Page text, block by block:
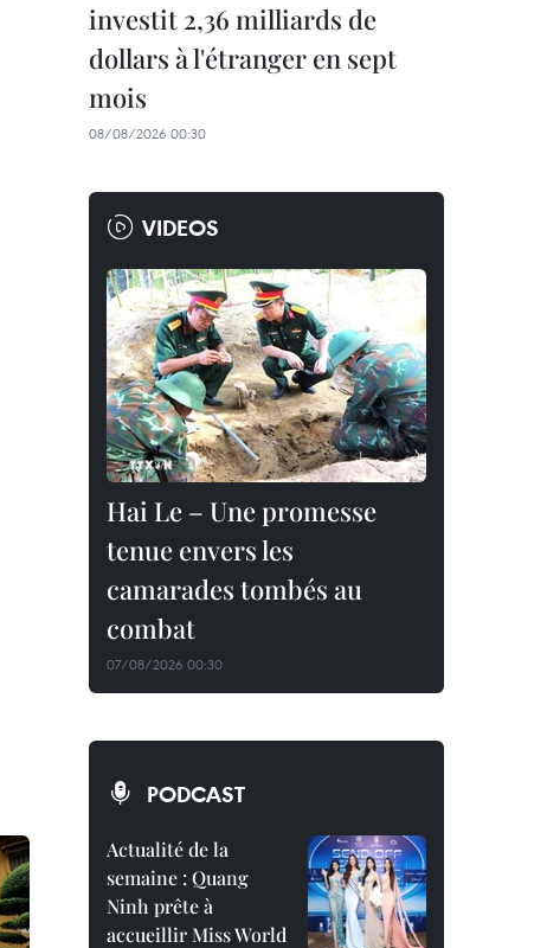
investit 2,36 milliards de
dollars à l'étranger en sept
mois
08/08/2026 00:30
VIDEOS
Hai Le – Une promesse
tenue envers les
camarades tombés au
combat
07/08/2026 00:30
PODCAST
Actualité de la
semaine : Quang
Ninh prête à
accueillir Miss World